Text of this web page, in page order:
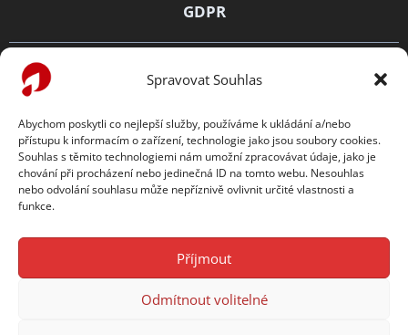
Spravovat Souhlas
Abychom poskytli co nejlepší služby, používáme k ukládání a/nebo
přístupu k informacím o zařízení, technologie jako jsou soubory cookies.
Souhlas s těmito technologiemi nám umožní zpracovávat údaje, jako je
chování při procházení nebo jedinečná ID na tomto webu. Nesouhlas
nebo odvolání souhlasu může nepříznivě ovlivnit určité vlastnosti a
funkce.
Příjmout
Odmítnout volitelné
GDPR
Zásady ochrany osobních údajů
TENTO WEB PODPORUJE
Česká hematologická společnost ČLS